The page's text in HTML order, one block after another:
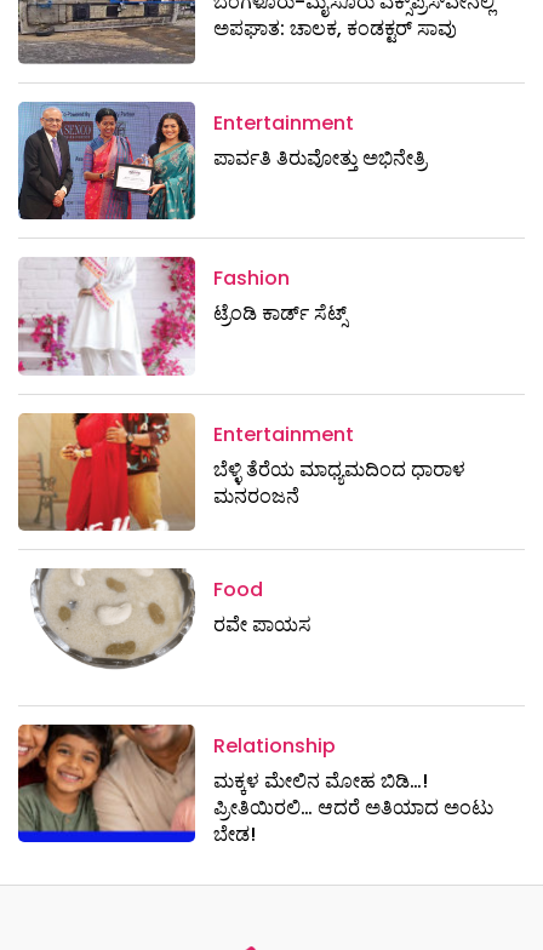
ಅಪಘಾತ: ಚಾಲಕ, ಕಂಡಕ್ಟರ್ ಸಾವು
Entertainment
ಪಾರ್ವತಿ ತಿರುವೋತ್ತು ಅಭಿನೇತ್ರಿ
Fashion
ಟ್ರೆಂಡಿ ಕಾರ್ಡ್‌ ಸೆಟ್ಸ್
Entertainment
ಬೆಳ್ಳಿ ತೆರೆಯ ಮಾಧ್ಯಮದಿಂದ ಧಾರಾಳ
ಮನರಂಜನೆ
Food
ರವೇ ಪಾಯಸ
Relationship
ಮಕ್ಕಳ ಮೇಲಿನ ಮೋಹ ಬಿಡಿ…!
ಪ್ರೀತಿಯಿರಲಿ… ಆದರೆ ಅತಿಯಾದ ಅಂಟು
ಬೇಡ!